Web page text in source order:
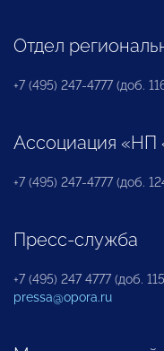
Отдел
+7 (495) 247-4777 (доб.
Ассоциация
+7 (495) 247-4777 (доб.
Пресс-служба
+7 (495) 247 4777 (доб.
pressa@opora.ru